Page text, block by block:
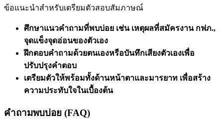
ข้อแนะนำสำหรับเตรียมตัวสอบสัมภาษณ์
ศึกษาแนวคำถามที่พบบ่อย เช่น เหตุผลที่สมัครงาน กฟภ.,
จุดแข็งจุดอ่อนของตัวเอง
ฝึกตอบคำถามด้วยตนเองหรือบันทึกเสียงตัวเองเพื่อ
ปรับปรุงคำตอบ
เตรียมตัวให้พร้อมทั้งด้านหน้าตาและมารยาท เพื่อสร้าง
ความประทับใจในเบื้องต้น
คำถามพบบ่อย (FAQ)